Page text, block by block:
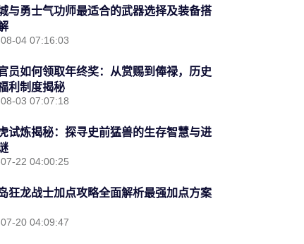
与勇士气功师最适合的武器选择及装备搭
04 07:16:03
员如何领取年终奖：从赏赐到俸禄，历史
利制度揭秘
03 07:07:18
试炼揭秘：探寻史前猛兽的生存智慧与进
22 04:00:25
狂龙战士加点攻略全面解析最强加点方案
20 04:09:47